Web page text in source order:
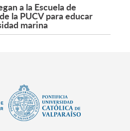
a la Escuela de
la PUCV para educar
marina